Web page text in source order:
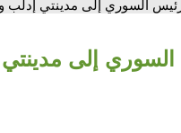
السوري إلى مدينتي
السوري إلى